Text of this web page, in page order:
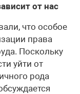
от нас
что особое
права
Поскольку
уйти от
рода